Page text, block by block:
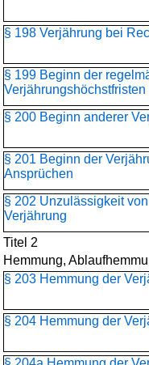
§ 198 Verjährung bei
§ 199 Beginn der
Verjährungshöchstfristen
§ 200 Beginn anderer
§ 201 Beginn der
Ansprüchen
§ 202 Unzulässigkeit
Verjährung
Titel 2
Hemmung,
§ 203 Hemmung der
§ 204 Hemmung der